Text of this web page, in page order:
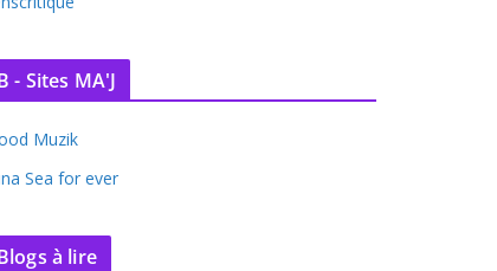
- Sites MA'J
Muzik
Sea for ever
à lire